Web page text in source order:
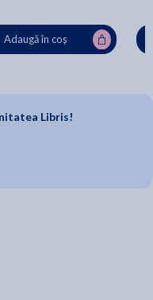
Adaugă în coș
Libris!